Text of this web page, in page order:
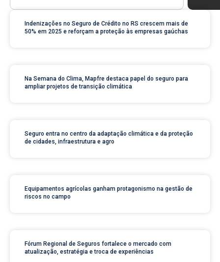
Indenizações no Seguro de Crédito no RS crescem mais de
50% em 2025 e reforçam a proteção às empresas gaúchas
Na Semana do Clima, Mapfre destaca papel do seguro para
ampliar projetos de transição climática
Seguro entra no centro da adaptação climática e da proteção
de cidades, infraestrutura e agro
Equipamentos agrícolas ganham protagonismo na gestão de
riscos no campo
Fórum Regional de Seguros fortalece o mercado com
atualização, estratégia e troca de experiências